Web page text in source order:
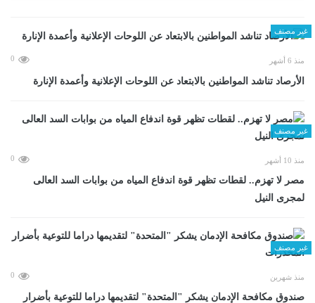
غير مصنف
منذ 6 أشهر 0
الأرصاد تناشد المواطنين بالابتعاد عن اللوحات الإعلانية وأعمدة الإنارة
غير مصنف
منذ 10 أشهر 0
مصر لا تهزم.. لقطات تظهر قوة اندفاع المياه من بوابات السد العالى
لمجرى النيل
غير مصنف
منذ شهرين 0
صندوق مكافحة الإدمان يشكر "المتحدة" لتقديمها دراما للتوعية بأضرار